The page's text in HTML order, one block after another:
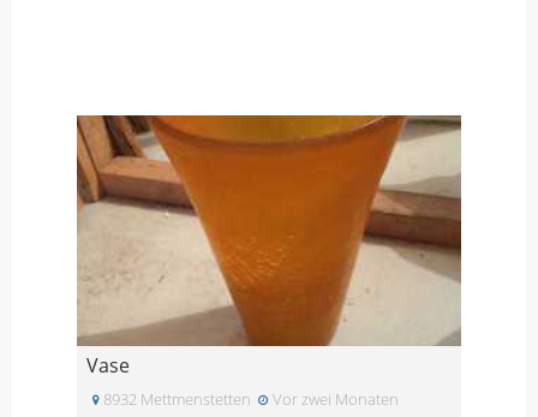
Vase
8932 Mettmenstetten Vor zwei Monaten